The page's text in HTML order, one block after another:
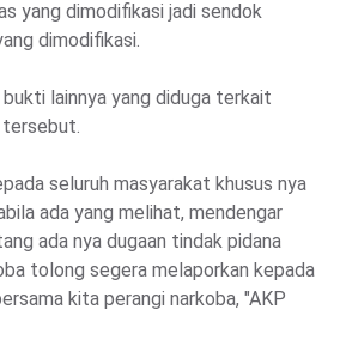
yang dimodifikasi jadi sendok
dimodifikasi.
lainnya yang diduga terkait
tersebut.
seluruh masyarakat khusus nya
ada yang melihat, mendengar
ada nya dugaan tindak pidana
tolong segera melaporkan kepada
kita perangi narkoba, "AKP